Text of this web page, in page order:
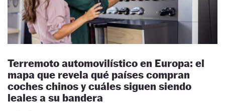
Terremoto automovilístico en Europa: el
mapa que revela qué países compran
coches chinos y cuáles siguen siendo
leales a su bandera